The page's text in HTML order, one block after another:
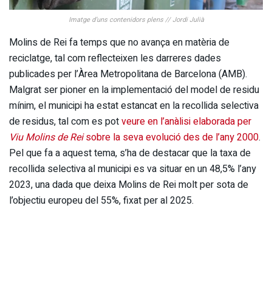
Imatge d’uns contenidors plens // Jordi Julià
Molins de Rei fa temps que no avança en matèria de
reciclatge, tal com reflecteixen les darreres dades
publicades per l’Àrea Metropolitana de Barcelona (AMB).
Malgrat ser pioner en la implementació del model de residu
mínim, el municipi ha estat estancat en la recollida selectiva
de residus, tal com es potveure en l’anàlisi elaborada per
Viu Molins de Reisobre la seva evolució des de l’any 2000.
Pel que fa a aquest tema, s’ha de destacar que la taxa de
recollida selectiva al municipi es va situar en un 48,5% l’any
2023, una dada que deixa Molins de Rei molt per sota de
l’objectiu europeu del 55%, fixat per al 2025.